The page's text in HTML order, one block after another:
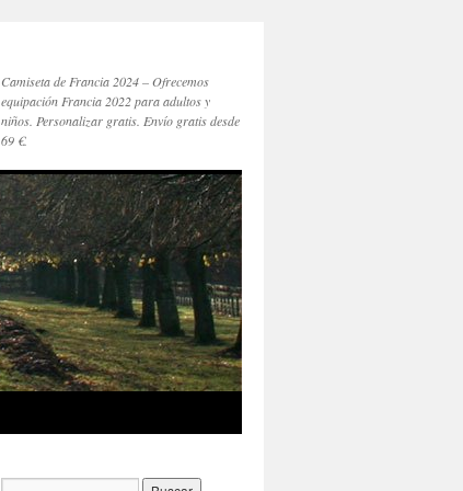
Camiseta de Francia 2024 – Ofrecemos
equipación Francia 2022 para adultos y
niños. Personalizar gratis. Envío gratis desde
69 €.